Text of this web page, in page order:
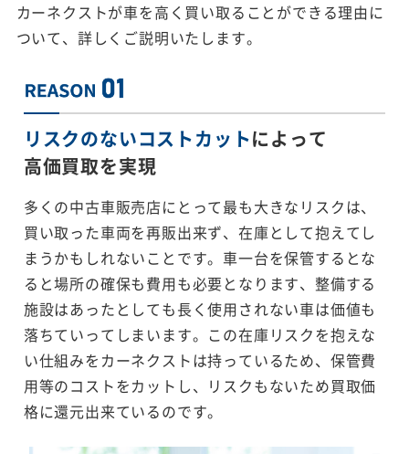
カーネクストが車を高く買い取ることができる理由に
ついて、詳しくご説明いたします。
リスクのないコストカットによって
高価買取を実現
多くの中古車販売店にとって最も大きなリスクは、
買い取った車両を再販出来ず、在庫として抱えてし
まうかもしれないことです。車一台を保管するとな
ると場所の確保も費用も必要となります、整備する
施設はあったとしても長く使用されない車は価値も
落ちていってしまいます。この在庫リスクを抱えな
い仕組みをカーネクストは持っているため、保管費
用等のコストをカットし、リスクもないため買取価
格に還元出来ているのです。